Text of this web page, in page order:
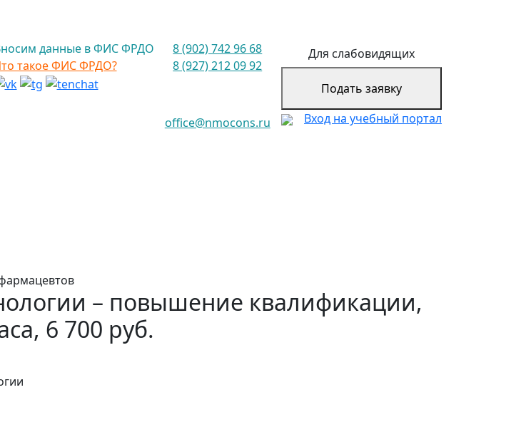
данные в ФИС ФРДО
такое ФИС ФРДО?
8 (902) 742 96 68
8 (927) 212 09 92
office@nmocons.ru
Для слабовидящих
Подать заявку
Вход на учебный портал
– повышение квалификации,
6 700 руб.